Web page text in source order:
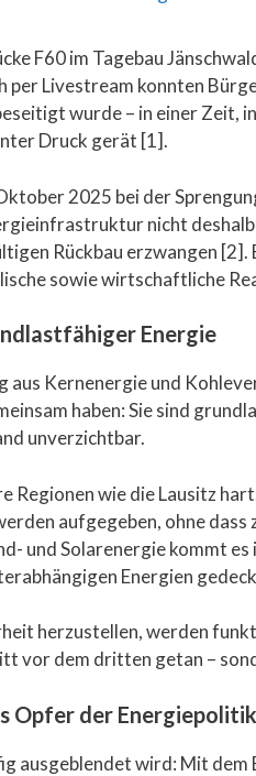
F60 im Tagebau
per Livestream konnten
wurde – in einer Zeit,
Druck gerät [1].
2025 bei der
nicht
Rückbau erzwangen
sowie wirtschaftliche
Energie
aus Kernenergie und
haben: Sie sind
unverzichtbar.
wie die Lausitz
aufgegeben, ohne
und Solarenergie kommt
Energien
herzustellen, werden
vor dem dritten getan –
Opfer der Energiepolitik
ausgeblendet wird: Mit